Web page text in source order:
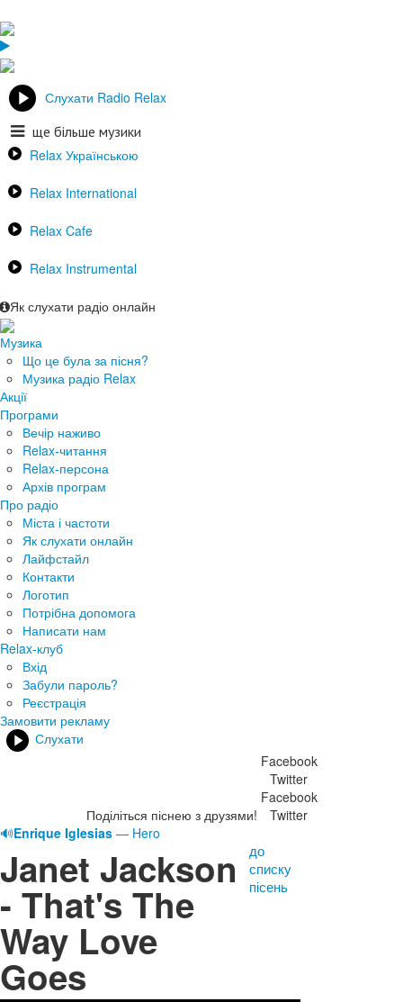
Слухати Radio Relax
ще більше музики
Relax Українською
Relax International
Relax Cafe
Relax Instrumental
Як слухати радіо онлайн
Музика
Що це була за пісня?
Музика радіо Relax
Акції
Програми
Вечір наживо
Relax-читання
Relax-персона
Архів програм
Про радіо
Міста і частоти
Як слухати онлайн
Лайфстайл
Контакти
Логотип
Потрібна допомога
Написати нам
Relax-клуб
Вхід
Забули пароль?
Реєстрація
Замовити рекламу
Слухати
Поділіться піснею з друзями!
Facebook
Twitter
Facebook
Twitter
🔊Enrique Iglesias — Hero
Janet Jackson
- That's The
Way Love
Goes
до
списку
пісень